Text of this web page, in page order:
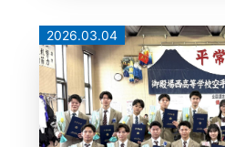
2026.03.04